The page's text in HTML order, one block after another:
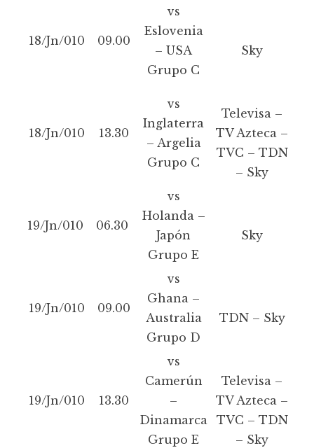
18/Jn/010 09.00
vs
Eslovenia
– USA
Grupo C
Sky
18/Jn/010 13.30
vs
Inglaterra
– Argelia
Grupo C
Televisa –
TV Azteca –
TVC – TDN
– Sky
19/Jn/010 06.30
vs
Holanda –
Japón
Grupo E
Sky
19/Jn/010 09.00
vs
Ghana –
Australia
Grupo D
TDN – Sky
19/Jn/010 13.30
vs
Camerún
–
Dinamarca
Grupo E
Televisa –
TV Azteca –
TVC – TDN
– Sky